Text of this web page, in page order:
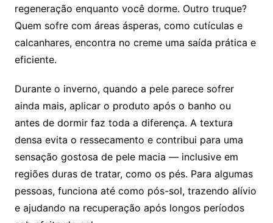
regeneração enquanto você dorme. Outro truque?
Quem sofre com áreas ásperas, como cutículas e
calcanhares, encontra no creme uma saída prática e
eficiente.
Durante o inverno, quando a pele parece sofrer
ainda mais, aplicar o produto após o banho ou
antes de dormir faz toda a diferença. A textura
densa evita o ressecamento e contribui para uma
sensação gostosa de pele macia — inclusive em
regiões duras de tratar, como os pés. Para algumas
pessoas, funciona até como pós-sol, trazendo alívio
e ajudando na recuperação após longos períodos